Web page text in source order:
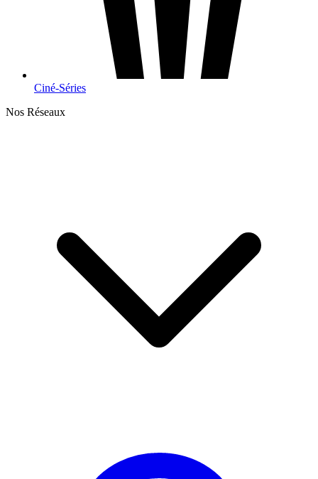
Ciné-Séries
Nos Réseaux